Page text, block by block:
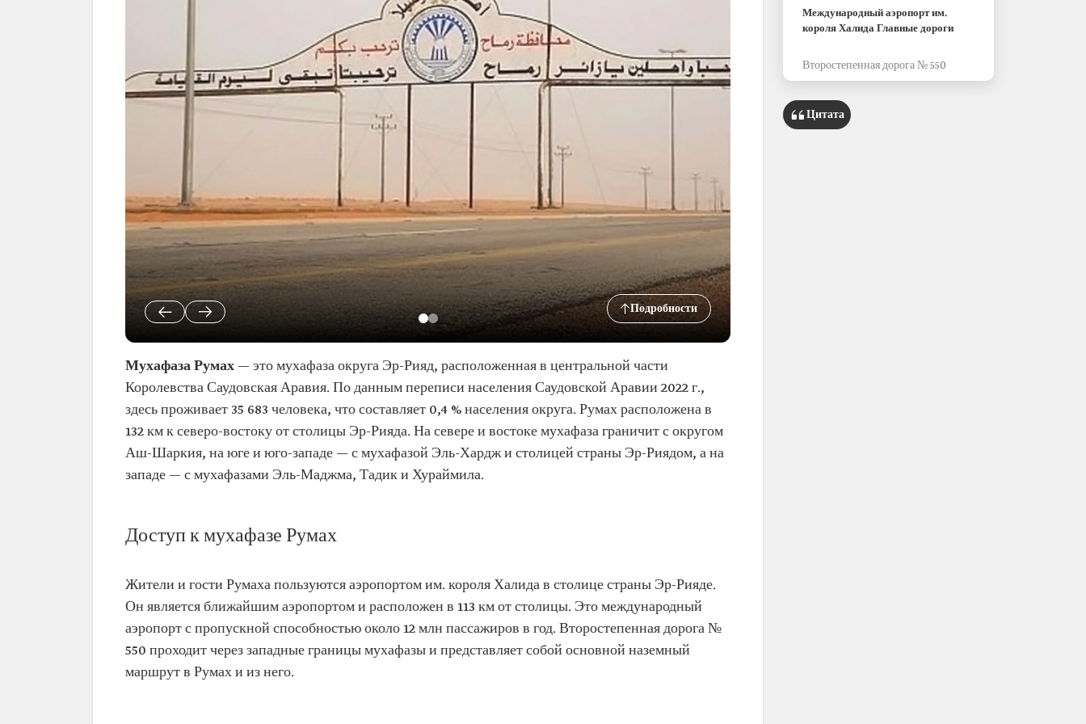
Подробности
Мухафаза Румах — это мухафаза округа Эр-Рияд, расположенная в центральной части
Королевства Саудовская Аравия. По данным переписи населения Саудовской Аравии 2022 г.,
здесь проживает 35 683 человека, что составляет 0,4 % населения округа. Румах расположена в
132 км к северо-востоку от столицы Эр-Рияда. На севере и востоке мухафаза граничит с округом
Аш-Шаркия, на юге и юго-западе — с мухафазой Эль-Хардж и столицей страны Эр-Риядом, а на
западе — с мухафазами Эль-Маджма, Тадик и Хураймила.
Доступ к мухафазе Румах
Жители и гости Румаха пользуются аэропортом им. короля Халида в столице страны Эр-Рияде.
Он является ближайшим аэропортом и расположен в 113 км от столицы. Это международный
аэропорт с пропускной способностью около 12 млн пассажиров в год. Второстепенная дорога №
550 проходит через западные границы мухафазы и представляет собой основной наземный
маршрут в Румах и из него.
Международный аэропорт им.
короля Халида Главные дороги
Второстепенная дорога № 550
Цитата